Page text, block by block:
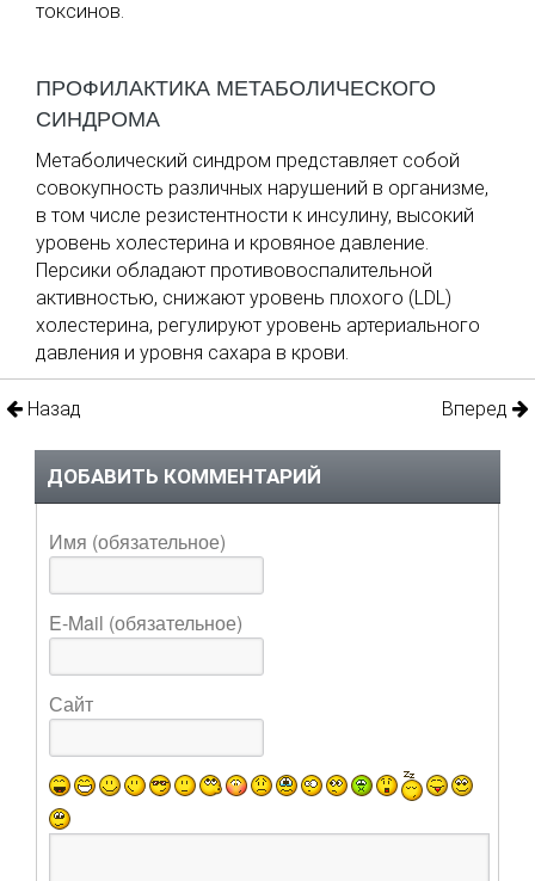
токсинов.
ПРОФИЛАКТИКА МЕТАБОЛИЧЕСКОГО
СИНДРОМА
Метаболический синдром представляет собой
совокупность различных нарушений в организме,
в том числе резистентности к инсулину, высокий
уровень холестерина и кровяное давление.
Персики обладают противовоспалительной
активностью, снижают уровень плохого (LDL)
холестерина, регулируют уровень артериального
давления и уровня сахара в крови.
Назад Вперед
ДОБАВИТЬ КОММЕНТАРИЙ
Имя (обязательное)
E-Mail (обязательное)
Сайт